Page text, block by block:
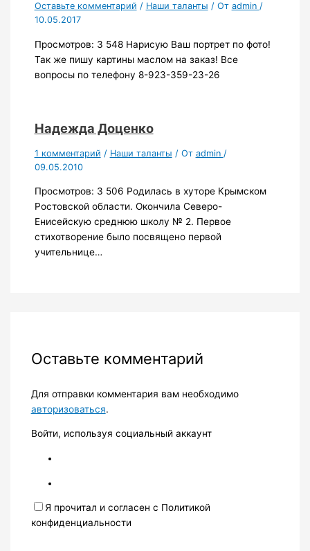
Оставьте комментарий / Наши таланты / От admin /
10.05.2017
Просмотров: 3 548 Нарисую Ваш портрет по фото!
Так же пишу картины маслом на заказ! Все
вопросы по телефону 8-923-359-23-26
Надежда Доценко
1 комментарий / Наши таланты / От admin /
09.05.2010
Просмотров: 3 506 Родилась в хуторе Крымском
Ростовской области. Окончила Северо-
Енисейскую среднюю школу № 2. Первое
стихотворение было посвящено первой
учительнице…
Оставьте комментарий
Для отправки комментария вам необходимо
авторизоваться.
Войти, используя социальный аккаунт
Я прочитал и согласен с Политикой
конфиденциальности